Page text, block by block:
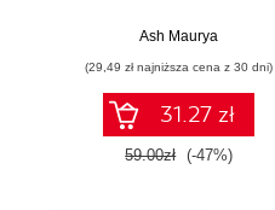
Wydanie III
Ash Maurya
(29,49 zł najniższa cena z 30 dni)
31.27 zł
59.00zł (-47%)